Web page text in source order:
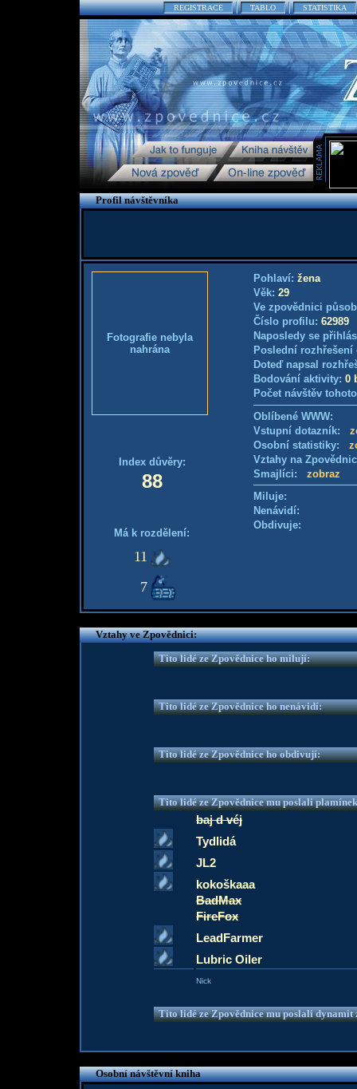
REGISTRACE TABLO STATISTIKA
Profil návštěvníka
Fotografie nebyla
nahrána
Index důvěry:
88
Má k rozdělení:
11
7
Pohlaví: žena
Věk: 29
Ve zpovědnici
Číslo profilu: 62989
Naposledy se
Poslední
Doteď napsal
Bodování aktivity: 0
Počet návštěv
Oblíbené WWW:
Vstupní dotazník:
Osobní statistiky:
Vztahy na
Smajlíci: zobraz
Miluje:
Nenávidí:
Obdivuje:
Vztahy ve Zpovědnici:
Tito lidé ze Zpovědnice ho milují:
Tito lidé ze Zpovědnice ho nenávidí:
Tito lidé ze Zpovědnice ho obdivují:
Tito lidé ze Zpovědnice mu poslali
baj d véj
Tydlidá
JL2
kokoškaaa
BadMax
FireFox
LeadFarmer
Lubric Oiler
Nick
Tito lidé ze Zpovědnice mu poslali dynamit
Osobní návštěvní kniha